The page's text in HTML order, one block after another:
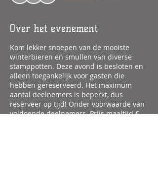
Over het evenement
Kom lekker snoepen van de mooiste
winterbieren en smullen van diverse
stamppotten. Deze avond is besloten en
alleen toegankelijk voor gasten die
hebben gereserveerd. Het maximum
aantal deelnemers is beperkt, dus
reserveer op tijd! Onder voorwaarde van
voldoende deelnemers. Prijs maaltijd €